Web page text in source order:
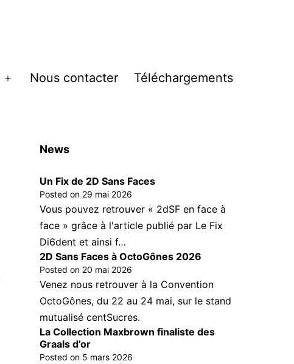
Ouvrir
Nous contacter Téléchargements
News
Un Fix de 2D Sans Faces
Posted on 29 mai 2026
Vous pouvez retrouver « 2dSF en face à
face » grâce à l'article publié par Le Fix
Di6dent et ainsi f…
2D Sans Faces à OctoGônes 2026
Posted on 20 mai 2026
Venez nous retrouver à la Convention
OctoGônes, du 22 au 24 mai, sur le stand
mutualisé centSucres.
La Collection Maxbrown finaliste des
Graals d’or
Posted on 5 mars 2026